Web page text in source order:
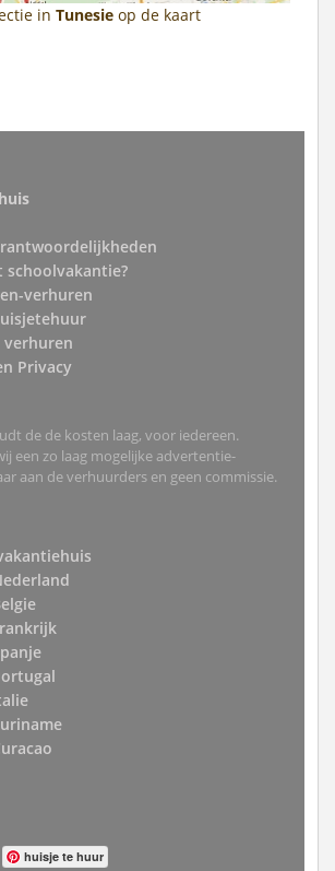
in Tunesie op de kaart
schoolvakantie?
verhuren
verhuren
Privacy
de de kosten laag, voor iedereen.
een zo laag mogelijke advertentie-
aan de verhuurders en geen commissie.
huisje te huur